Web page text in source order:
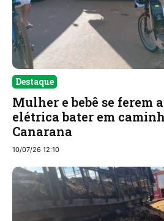
Destaque
Mulher e bebê se ferem
elétrica bater em
Canarana
10/07/26 12:10